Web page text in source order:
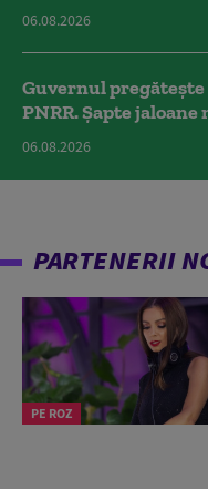
06.08.2026
Guvernul pregătește
PNRR. Șapte
06.08.2026
PARTENERII
PE ROZ